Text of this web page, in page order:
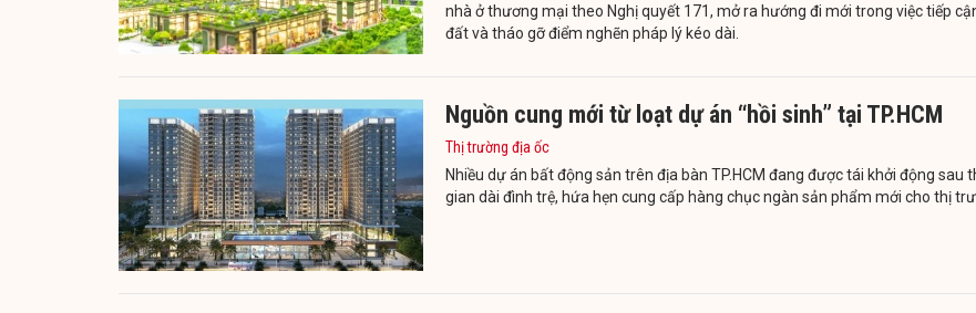
nhà ở thương mại theo Nghị quyết 171, mở ra hướng đi mới trong việc tiếp
đất và tháo gỡ điểm nghẽn pháp lý kéo dài.
Nguồn cung mới từ loạt dự án “hồi sinh” tại TP.HCM
Thị trường địa ốc
Nhiều dự án bất động sản trên địa bàn TP.HCM đang được tái khởi động sau
gian dài đình trệ, hứa hẹn cung cấp hàng chục ngàn sản phẩm mới cho thị